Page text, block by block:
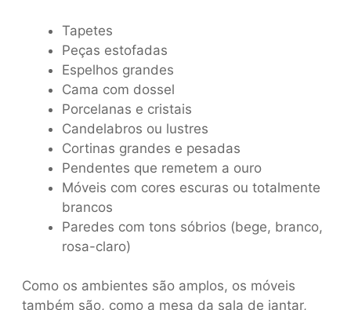
Tapetes
Peças estofadas
Espelhos grandes
Cama com dossel
Porcelanas e cristais
Candelabros ou lustres
Cortinas grandes e pesadas
Pendentes que remetem a ouro
Móveis com cores escuras ou totalmente
brancos
Paredes com tons sóbrios (bege, branco,
rosa-claro)
Como os ambientes são amplos, os móveis
também são, como a mesa da sala de jantar,